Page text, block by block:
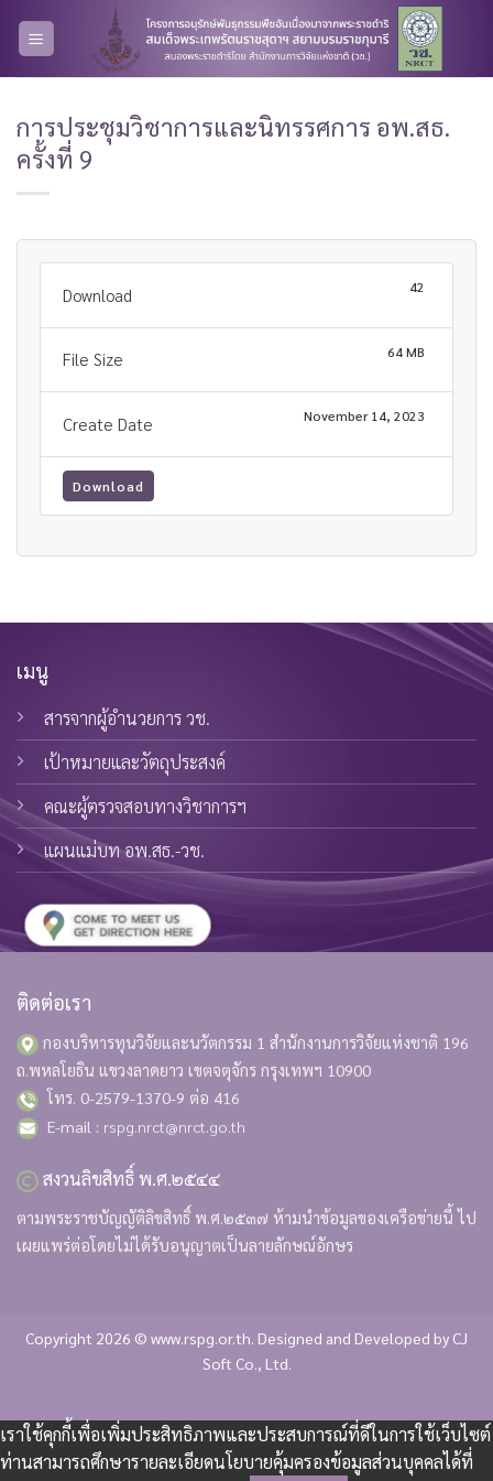
การประชุมวิชาการและนิทรรศการ อพ.สธ.
ครั้งที่ 9
Download 42
File Size 64 MB
Create Date November 14, 2023
Download
เมนู
สารจากผู้อำนวยการ วช.
เป้าหมายและวัตถุประสงค์
คณะผู้ตรวจสอบทางวิชาการฯ
แผนแม่บท อพ.สธ.-วช.
ติดต่อเรา
กองบริหารทุนวิจัยและนวัตกรรม 1 สำนักงานการวิจัยแห่งชาติ 196
ถ.พหลโยธิน แขวงลาดยาว เขตจตุจักร กรุงเทพฯ 10900
โทร. 0-2579-1370-9 ต่อ 416
E-mail : rspg.nrct@nrct.go.th
สงวนลิขสิทธิ์ พ.ศ.๒๕๔๔
ตามพระราชบัญญัติลิขสิทธิ์ พ.ศ.๒๕๓๗ ห้ามนำข้อมูลของเครือข่ายนี้ ไป
เผยแพร่ต่อโดยไม่ได้รับอนุญาตเป็นลายลักษณ์อักษร
Copyright 2026 © www.rspg.or.th. Designed and Developed by CJ
Soft Co., Ltd.
เราใช้คุกกี้เพื่อเพิ่มประสิทธิภาพและประสบการณ์ที่ดีในการใช้เว็บไซต์
ท่านสามารถศึกษารายละเอียดนโยบายคุ้มครองข้อมูลส่วนบุคคลได้ที่